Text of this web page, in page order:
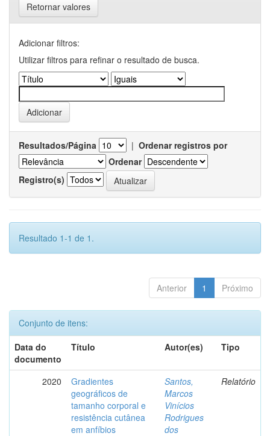
Retornar valores
Adicionar filtros:
Utilizar filtros para refinar o resultado de busca.
Resultados/Página | Ordenar registros por
Ordenar
Registro(s)
Resultado 1-1 de 1.
Anterior 1 Próximo
Conjunto de itens:
Data do
documento
Título Autor(es) Tipo
2020
Gradientes
geográficos de
tamanho corporal e
resistência cutânea
em anfíbios
Santos,
Marcos
Vinícios
Rodrigues
dos
Relatório